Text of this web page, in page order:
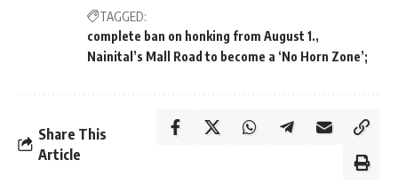
TAGGED:
complete ban on honking from August 1.
Nainital’s Mall Road to become a ‘No Horn Zone’;
Share This
Article